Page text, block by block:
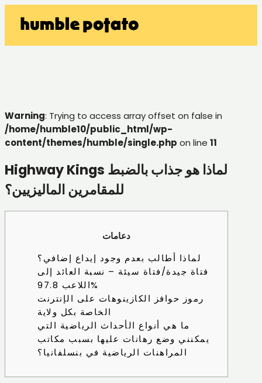
Warning: Trying to access array offset on false in
/home/humble10/public_html/wp-
content/themes/humble/single.php on line 11
Highway Kings لماذا هو جذاب بالضبط
للمقامرين الماليزيين؟
دعامات
لماذا أطالب بعدم وجود إيداع إضافي؟
فتاة جيدة/فتاة سيئة – نسبة العائد إلى
اللاعب 97.8%
رموز حوافز الكازينوهات على الإنترنت
الخاصة بكل ولاية
ما هي أنواع الأحداث الرياضية التي
يمكنني وضع رهانات عليها بسبب مكاتب
المراهنات الرياضية في بنسلفانيا؟